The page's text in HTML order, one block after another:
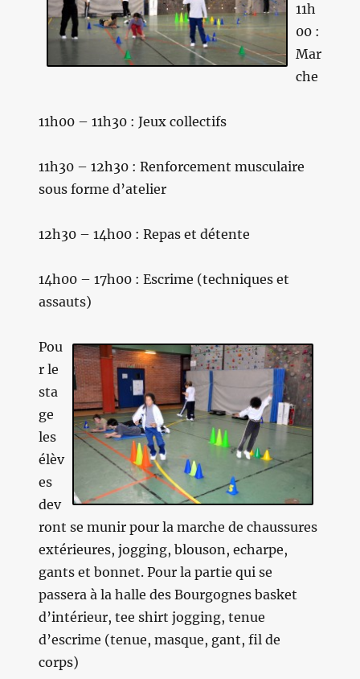
11h
00 :
Mar
che
11h00 – 11h30 : Jeux collectifs
11h30 – 12h30 : Renforcement musculaire
sous forme d’atelier
12h30 – 14h00 : Repas et détente
14h00 – 17h00 : Escrime (techniques et
assauts)
Pou
r le
sta
ge
les
élèv
es
dev
ront se munir pour la marche de chaussures
extérieures, jogging, blouson, echarpe,
gants et bonnet. Pour la partie qui se
passera à la halle des Bourgognes basket
d’intérieur, tee shirt jogging, tenue
d’escrime (tenue, masque, gant, fil de
corps)